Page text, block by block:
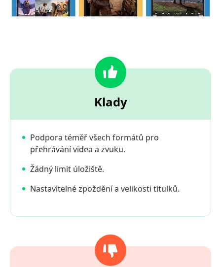
Klady
Podpora téměř všech formátů pro
přehrávání videa a zvuku.
Žádný limit úložiště.
Nastavitelné zpoždění a velikosti titulků.